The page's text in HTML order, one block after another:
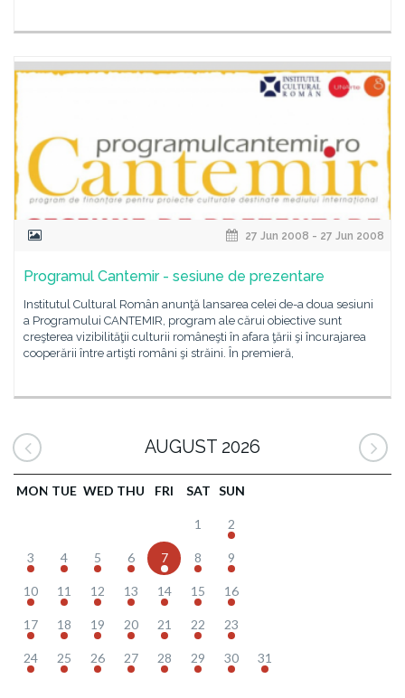
27 Jun 2008 - 27 Jun 2008
Programul Cantemir - sesiune de prezentare
Institutul Cultural Român anunţă lansarea celei de-a doua sesiuni
a Programului CANTEMIR, program ale cărui obiective sunt
creşterea vizibilităţii culturii româneşti în afara ţării şi încurajarea
cooperării între artişti români şi străini. În premieră,
AUGUST 2026
MON TUE WED THU FRI SAT SUN
1 2
3 4 5 6 7 8 9
10 11 12 13 14 15 16
17 18 19 20 21 22 23
24 25 26 27 28 29 30 31